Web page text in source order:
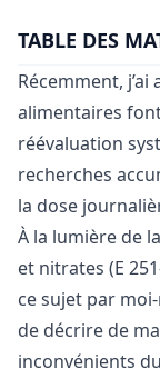
Récemment,
alimentaires
réévaluation
recherches
la dose
À la lumière de
et nitrates (E
ce sujet par
de décrire de
inconvénients
TABLE DES